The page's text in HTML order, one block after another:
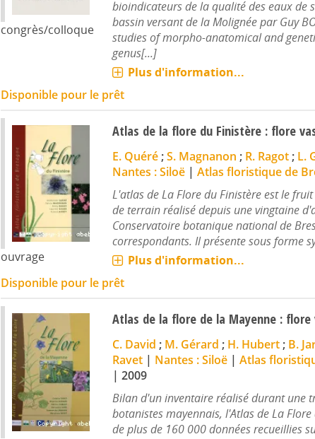
congrès/colloque
bioindicateurs de la qualité des eaux de
bassin versant de la Molignée par Guy
studies of morpho-anatomical and
genus[...]
Plus d'information...
Disponible pour le prêt
ouvrage
Atlas de la flore du Finistère : flore
E. Quéré;S. Magnanon ; R. Ragot; L.
Nantes : Siloë| Atlas floristique de
L'atlas de La Flore du Finistère est le
de terrain réalisé depuis une vingtaine
Conservatoire botanique national de
correspondants. Il présente sous forme
Plus d'information...
Disponible pour le prêt
Atlas de la flore de la Mayenne : flore
C. David ; M. Gérard ; H. Hubert; B.
Ravet | Nantes : Siloë| Atlas
| 2009
Bilan d'un inventaire réalisé durant une
botanistes mayennais, l'Atlas de La
de plus de 160 000 données recueillies